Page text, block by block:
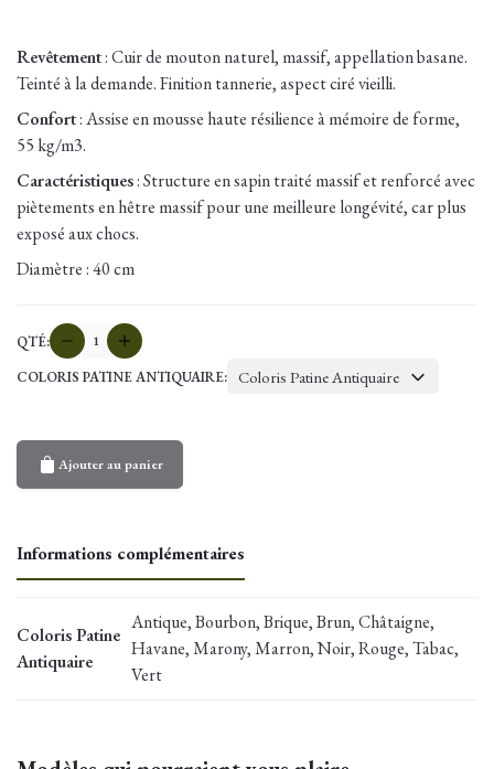
Revêtement: Cuir de mouton naturel, massif, appellation basane.
Teinté à la demande. Finition tannerie, aspect ciré vieilli.
Confort: Assise en mousse haute résilience à mémoire de forme,
55 kg/m3.
Caractéristiques: Structure en sapin traité massif et renforcé avec
piètements en hêtre massif pour une meilleure longévité, car plus
exposé aux chocs.
Diamètre : 40 cm
QTÉ:quantité
de
Pouf
COLORIS PATINE ANTIQUAIRE: Coloris Patine Antiquaire
Ajouter au panier
Informations complémentaires
Coloris Patine
Antiquaire
Antique, Bourbon, Brique, Brun, Châtaigne,
Havane, Marony, Marron, Noir, Rouge, Tabac,
Vert